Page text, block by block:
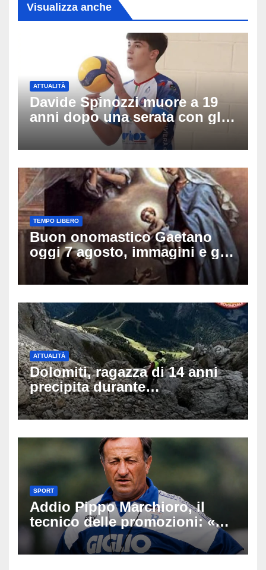
Visualizza anche
ATTUALITÀ
Davide Spinozzi muore a 19
anni dopo una serata con gli
amici: il mistero dello
schianto senza frenata
TEMPO LIBERO
Buon onomastico Gaetano
oggi 7 agosto, immagini e gif
di auguri da condividere sui
social
ATTUALITÀ
Dolomiti, ragazza di 14 anni
precipita durante
un’escursione: tragedia sul
Latemar davanti alla famiglia
SPORT
Addio Pippo Marchioro, il
tecnico delle promozioni: «Ha
scritto pagine indimenticabili
del nostro calcio»